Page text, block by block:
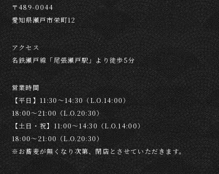
〒489-0044
愛知県瀬戸市栄町12
アクセス
名鉄瀬戸線「尾張瀬戸駅」より徒歩5分
営業時間
【平日】11:30～14:30（L.O.14:00）
18:00～21:00（L.O.20:30）
【土日・祝】11:00～14:30（L.O.14:00）
18:00～21:00（L.O.20:30）
※お蕎麦が無くなり次第、閉店とさせていただきます。